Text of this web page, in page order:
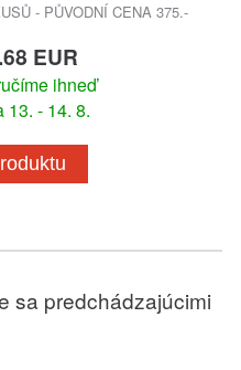
- PŮVODNÍ CENA 375.-
EUR
ihneď
13. - 14. 8.
sa predchádzajúcimi